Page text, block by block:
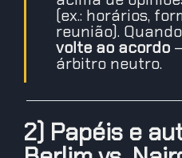
(ex.: horários,
reunião).
volte ao acordo
árbitro neutro.
2) Papéis e